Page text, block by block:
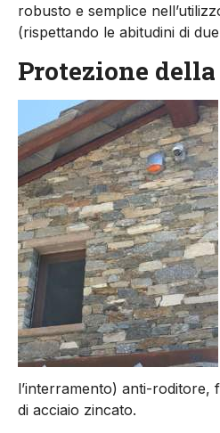
robusto e semplice
(rispettando le abitudini di
Protezione
l’interramento) anti-roditore,
di acciaio zincato.